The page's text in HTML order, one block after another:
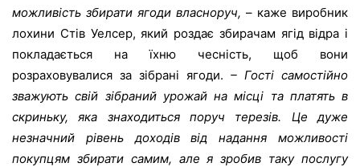
можливість збирати ягоди власноруч, – каже виробник
лохини Стів Уелсер, який роздає збирачам ягід відра і
покладається на їхню чесність, щоб вони
розраховувалися за зібрані ягоди. – Гості самостійно
зважують свій зібраний урожай на місці та платять в
скриньку, яка знаходиться поруч терезів. Це дуже
незначний рівень доходів від надання можливості
покупцям збирати самим, але я зробив таку послугу